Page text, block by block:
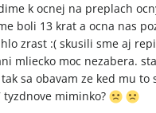
k ocnej na preplach
boli 13 krat a ocna nas
zrast :( skusili sme aj
mliecko moc nezabera.
sa obavam ze ked mu
miminko?